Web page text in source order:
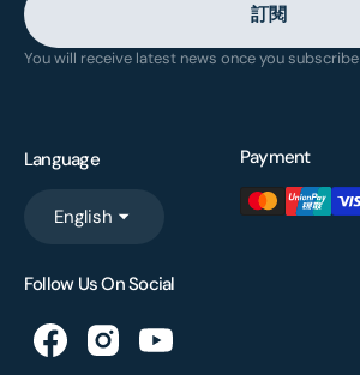
訂閱
You will receive latest news once you subscribe
Language
English
Payment
Follow Us On Social